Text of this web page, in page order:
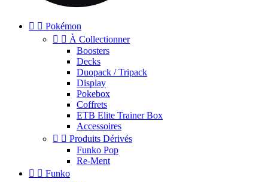
  Pokémon
  À Collectionner
Boosters
Decks
Duopack / Tripack
Display
Pokebox
Coffrets
ETB Elite Trainer Box
Accessoires
  Produits Dérivés
Funko Pop
Re-Ment
  Funko